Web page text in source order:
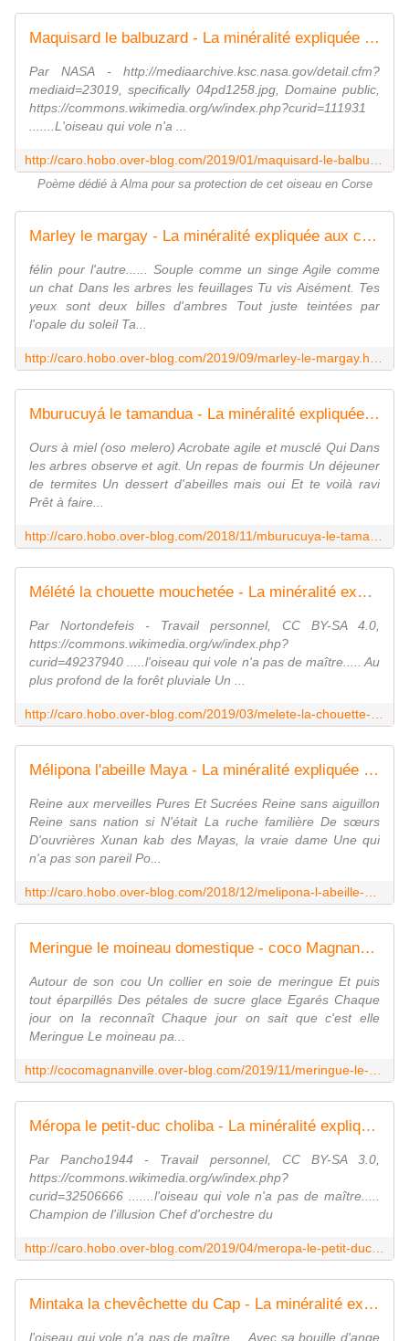
Maquisard le balbuzard - La minéralité expliquée aux cailloux
Par NASA - http://mediaarchive.ksc.nasa.gov/detail.cfm?
mediaid=23019, specifically 04pd1258.jpg, Domaine public,
https://commons.wikimedia.org/w/index.php?curid=111931
.......L'oiseau qui vole n'a ...
Poème dédié à Alma pour sa protection de cet oiseau en Corse
Marley le margay - La minéralité expliquée aux cailloux
félin pour l'autre...... Souple comme un singe Agile comme
un chat Dans les arbres les feuillages Tu vis Aisément. Tes
yeux sont deux billes d'ambres Tout juste teintées par
l'opale du soleil Ta...
Mburucuyá le tamandua - La minéralité expliquée aux cailloux
Ours à miel (oso melero) Acrobate agile et musclé Qui Dans
les arbres observe et agit. Un repas de fourmis Un déjeuner
de termites Un dessert d'abeilles mais oui Et te voilà ravi
Prêt à faire...
Mélété la chouette mouchetée - La minéralité expliquée aux cailloux
Par Nortondefeis - Travail personnel, CC BY-SA 4.0,
https://commons.wikimedia.org/w/index.php?
curid=49237940 .....l'oiseau qui vole n'a pas de maître..... Au
plus profond de la forêt pluviale Un ...
Mélipona l'abeille Maya - La minéralité expliquée aux cailloux
Reine aux merveilles Pures Et Sucrées Reine sans aiguillon
Reine sans nation si N'était La ruche familière De sœurs
D'ouvrières Xunan kab des Mayas, la vraie dame Une qui
n'a pas son pareil Po...
Meringue le moineau domestique - coco Magnanville
Autour de son cou Un collier en soie de meringue Et puis
tout éparpillés Des pétales de sucre glace Egarés Chaque
jour on la reconnaît Chaque jour on sait que c'est elle
Meringue Le moineau pa...
Méropa le petit-duc choliba - La minéralité expliquée aux cailloux
Par Pancho1944 - Travail personnel, CC BY-SA 3.0,
https://commons.wikimedia.org/w/index.php?
curid=32506666 .......l'oiseau qui vole n'a pas de maître.....
Champion de l'illusion Chef d'orchestre du
Mintaka la chevêchette du Cap - La minéralité expliquée aux cailloux
l'oiseau qui vole n'a pas de maître.... Avec sa bouille d'ange